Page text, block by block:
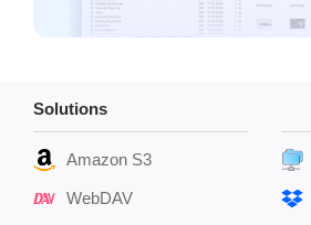
Solutions
Amazon S3
WebDAV